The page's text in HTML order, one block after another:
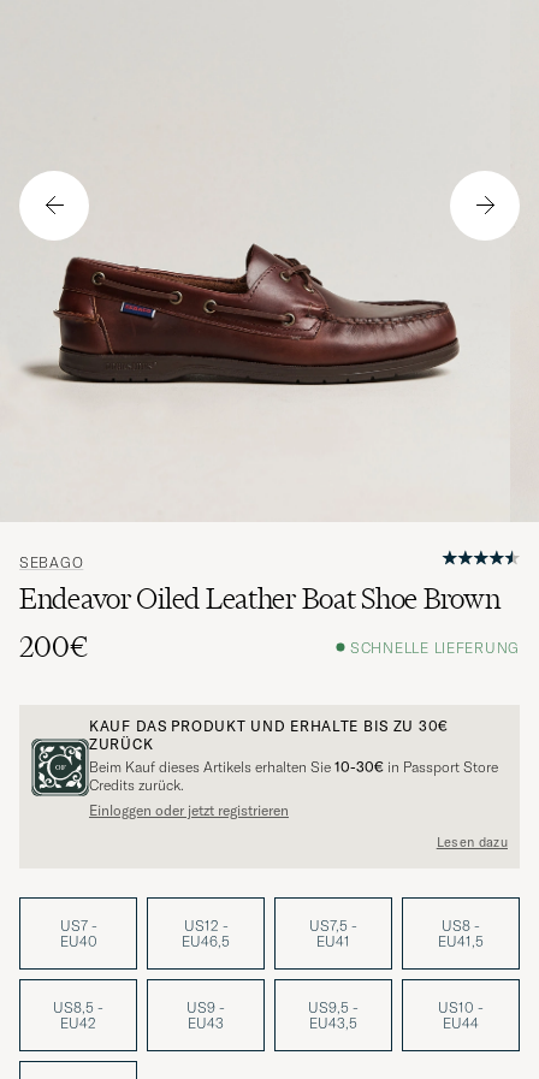
SEBAGO
Endeavor Oiled Leather Boat Shoe Brown
200€
SCHNELLE LIEFERUNG
KAUF DAS PRODUKT UND ERHALTE BIS ZU 30€
ZURÜCK
Beim Kauf dieses Artikels erhalten Sie 10-30€ in Passport Store
Credits zurück.
Einloggen oder jetzt registrieren
Lesen dazu
US7 -
EU40
US12 -
EU46,5
US7,5 -
EU41
US8 -
EU41,5
US8,5 -
EU42
US9 -
EU43
US9,5 -
EU43,5
US10 -
EU44